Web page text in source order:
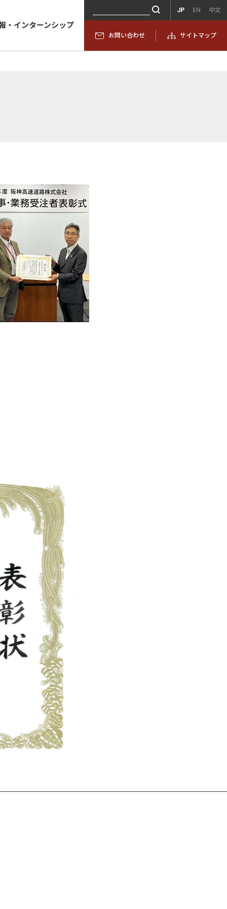
・インターンシップ
JP EN 中文
お問い合わせ サイトマップ